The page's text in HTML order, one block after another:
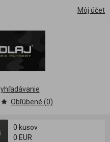
Môj účet
0 kusov
0 EUR
Obľúbené (0)